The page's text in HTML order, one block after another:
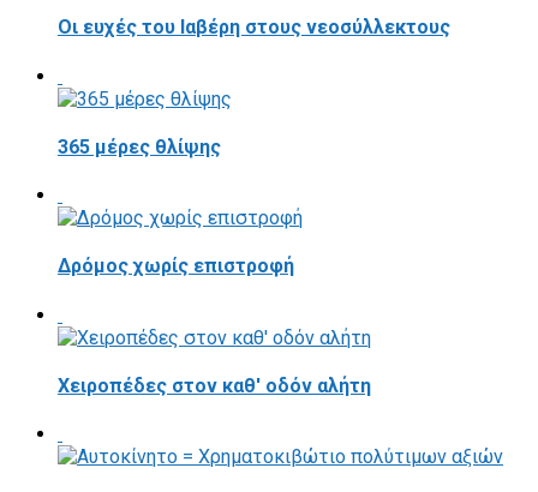
Οι ευχές του Ιαβέρη στους νεοσύλλεκτους
365 μέρες θλίψης
Δρόμος χωρίς επιστροφή
Χειροπέδες στον καθ' οδόν αλήτη